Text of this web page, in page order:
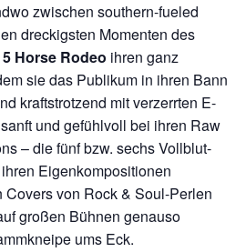
zwischen southern-fueled
dreckigsten Momenten des
5 Horse Rodeo ihren ganz
sie das Publikum in ihren Bann
kraftstrotzend mit verzerrten E-
und gefühlvoll bei ihren Raw
– die fünf bzw. sechs Vollblut-
Eigenkompositionen
Covers von Rock & Soul-Perlen
großen Bühnen genauso
ums Eck.